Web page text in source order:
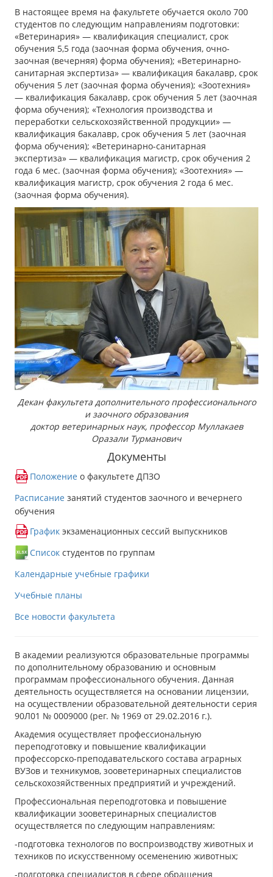
В настоящее время на факультете обучается около 700
студентов по следующим направлениям подготовки:
«Ветеринария» — квалификация специалист, срок
обучения 5,5 года (заочная форма обучения, очно-
заочная (вечерняя) форма обучения); «Ветеринарно-
санитарная экспертиза» — квалификация бакалавр, срок
обучения 5 лет (заочная форма обучения); «Зоотехния»
— квалификация бакалавр, срок обучения 5 лет (заочная
форма обучения); «Технология производства и
переработки сельскохозяйственной продукции» —
квалификация бакалавр, срок обучения 5 лет (заочная
форма обучения); «Ветеринарно-санитарная
экспертиза» — квалификация магистр, срок обучения 2
года 6 мес. (заочная форма обучения); «Зоотехния» —
квалификация магистр, срок обучения 2 года 6 мес.
(заочная форма обучения).
Декан факультета дополнительного профессионального
и заочного образования
доктор ветеринарных наук, профессор Муллакаев
Оразали Турманович
Документы
Положение о факультете ДПЗО
Расписание занятий студентов заочного и вечернего
обучения
График экзаменационных сессий выпускников
Список студентов по группам
Календарные учебные графики
Учебные планы
Все новости факультета
В академии реализуются образовательные программы
по дополнительному образованию и основным
программам профессионального обучения. Данная
деятельность осуществляется на основании лицензии,
на осуществлении образовательной деятельности серия
90Л01 № 0009000 (рег. № 1969 от 29.02.2016 г.).
Академия осуществляет профессиональную
переподготовку и повышение квалификации
профессорско-преподавательского состава аграрных
ВУЗов и техникумов, зооветеринарных специалистов
сельскохозяйственных предприятий и учреждений.
Профессиональная переподготовка и повышение
квалификации зооветеринарных специалистов
осуществляется по следующим направлениям:
-подготовка технологов по воспроизводству животных и
техников по искусственному осеменению животных;
-подготовка специалистов в сфере обращения